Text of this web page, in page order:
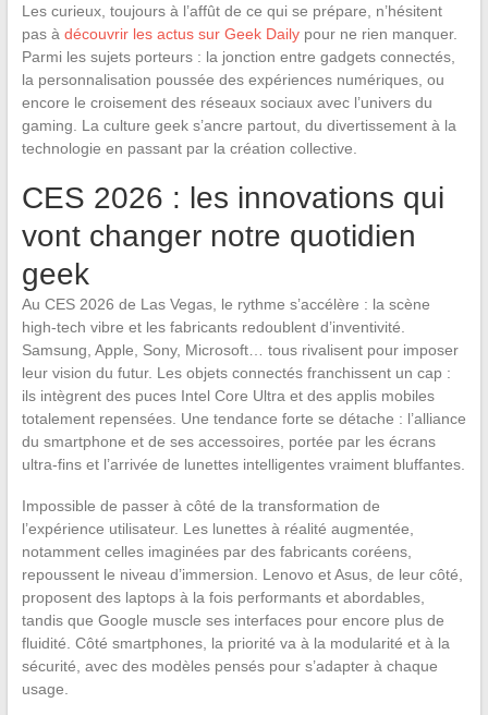
Les curieux, toujours à l’affût de ce qui se prépare, n’hésitent
pas à découvrir les actus sur Geek Dailypour ne rien manquer.
Parmi les sujets porteurs : la jonction entre gadgets connectés,
la personnalisation poussée des expériences numériques, ou
encore le croisement des réseaux sociaux avec l’univers du
gaming. La culture geek s’ancre partout, du divertissement à la
technologie en passant par la création collective.
CES 2026 : les innovations qui
vont changer notre quotidien
geek
Au CES 2026 de Las Vegas, le rythme s’accélère : la scène
high-tech vibre et les fabricants redoublent d’inventivité.
Samsung, Apple, Sony, Microsoft… tous rivalisent pour imposer
leur vision du futur. Les objets connectés franchissent un cap :
ils intègrent des puces Intel Core Ultra et des applis mobiles
totalement repensées. Une tendance forte se détache : l’alliance
du smartphone et de ses accessoires, portée par les écrans
ultra-fins et l’arrivée de lunettes intelligentes vraiment bluffantes.
Impossible de passer à côté de la transformation de
l’expérience utilisateur. Les lunettes à réalité augmentée,
notamment celles imaginées par des fabricants coréens,
repoussent le niveau d’immersion. Lenovo et Asus, de leur côté,
proposent des laptops à la fois performants et abordables,
tandis que Google muscle ses interfaces pour encore plus de
fluidité. Côté smartphones, la priorité va à la modularité et à la
sécurité, avec des modèles pensés pour s’adapter à chaque
usage.